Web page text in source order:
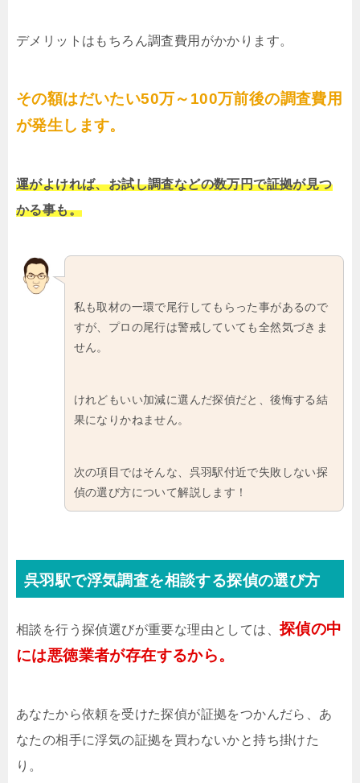
デメリットはもちろん調査費用がかかります。
その額はだいたい50万～100万前後の調査費用
が発生します。
運がよければ、お試し調査などの数万円で証拠が見つ
かる事も。
私も取材の一環で尾行してもらった事があるので
すが、プロの尾行は警戒していても全然気づきま
せん。
けれどもいい加減に選んだ探偵だと、後悔する結
果になりかねません。
次の項目ではそんな、呉羽駅付近で失敗しない探
偵の選び方について解説します！
呉羽駅で浮気調査を相談する探偵の選び方
相談を行う探偵選びが重要な理由としては、 探偵の中
には悪徳業者が存在するから。
あなたから依頼を受けた探偵が証拠をつかんだら、あ
なたの相手に浮気の証拠を買わないかと持ち掛けた
り。